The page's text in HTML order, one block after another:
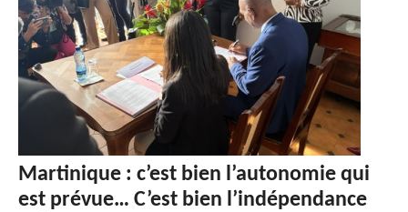
Martinique : c’est bien l’autonomie qui
est prévue… C’est bien l’indépendance